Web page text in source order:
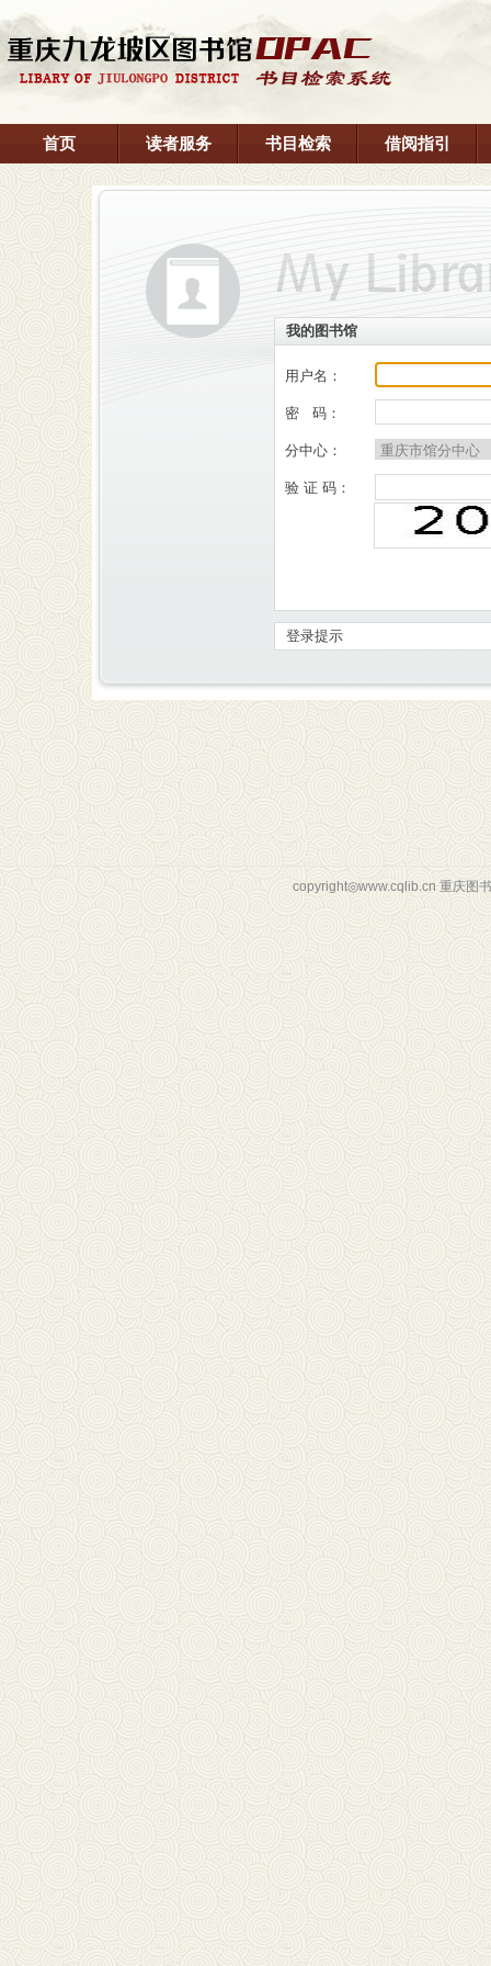
首页 读者服务 书目检索 借阅指引
copyright◎www.cqlib.cn 重庆图